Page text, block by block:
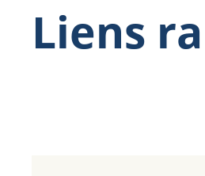
Liens